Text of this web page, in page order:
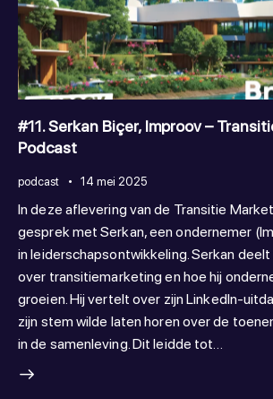
#11. Serkan Biçer, Improov –
Podcast
podcast 14 mei 2025
In deze aflevering van de Transitie
gesprek met Serkan, een ondernemer
in leiderschapsontwikkeling. Serkan deelt
over transitiemarketing en hoe hij
groeien. Hij vertelt over zijn LinkedIn-
zijn stem wilde laten horen over de
in de samenleving. Dit leidde tot…